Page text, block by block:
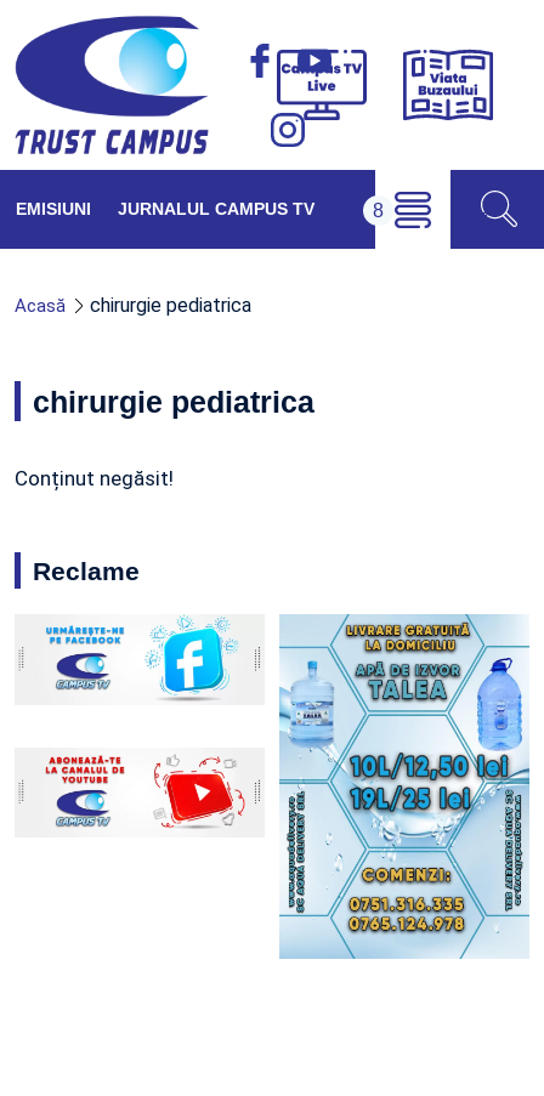
Campus
Viața
EMISIUNI JURNALUL CAMPUS TV
Acasă chirurgie pediatrica
chirurgie pediatrica
Conținut negăsit!
Reclame